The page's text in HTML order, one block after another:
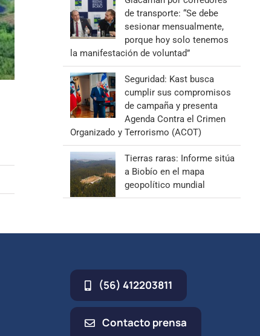
de transporte: “Se debe
sesionar mensualmente,
porque hoy solo tenemos
la manifestación de voluntad”
Seguridad: Kast busca
cumplir sus compromisos
de campaña y presenta
Agenda Contra el Crimen
Organizado y Terrorismo (ACOT)
Tierras raras: Informe sitúa
a Biobío en el mapa
geopolítico mundial
(56) 412203811
Contacto prensa